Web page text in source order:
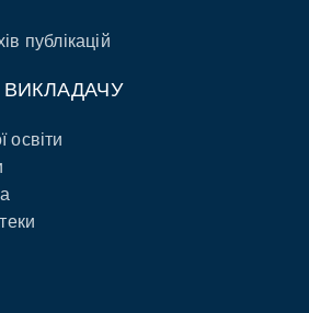
публікацій
ВИКЛАДАЧУ
освіти